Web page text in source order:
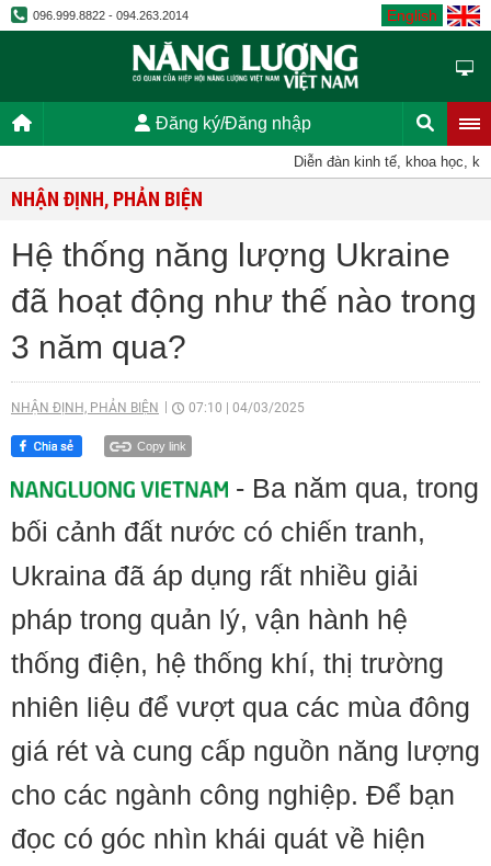
096.999.8822 - 094.263.2014 English
Đăng ký/Đăng nhập
Diễn đàn kinh tế, khoa học, kỹ
NHẬN ĐỊNH, PHẢN BIỆN
Hệ thống năng lượng Ukraine
đã hoạt động như thế nào trong
3 năm qua?
NHẬN ĐỊNH, PHẢN BIỆN 07:10 04/03/2025
Copy link
- Ba năm qua, trong
bối cảnh đất nước có chiến tranh,
Ukraina đã áp dụng rất nhiều giải
pháp trong quản lý, vận hành hệ
thống điện, hệ thống khí, thị trường
nhiên liệu để vượt qua các mùa đông
giá rét và cung cấp nguồn năng lượng
cho các ngành công nghiệp. Để bạn
đọc có góc nhìn khái quát về hiện